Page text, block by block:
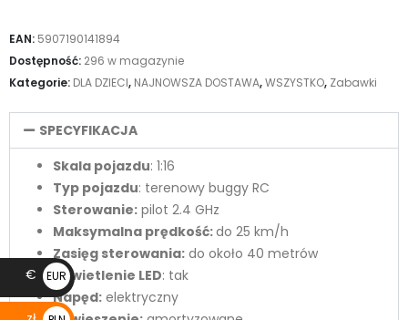
EAN: 5907190141894
Dostępność: 296 w magazynie
Kategorie: DLA DZIECI, NAJNOWSZA DOSTAWA,WSZYSTKO, Zabawki
SPECYFIKACJA
Skala pojazdu: 1:16
Typ pojazdu: terenowy buggy RC
Sterowanie: pilot 2.4 GHz
Maksymalna prędkość:do 25 km/h
Zasięg sterowania: do około 40 metrów
Oświetlenie LED: tak
Napęd: elektryczny
€
EUR
€